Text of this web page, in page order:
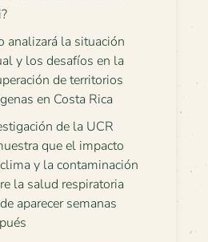
analizará la situación
y los desafíos en la
de territorios
en Costa Rica
de la UCR
que el impacto
y la contaminación
la salud respiratoria
aparecer semanas